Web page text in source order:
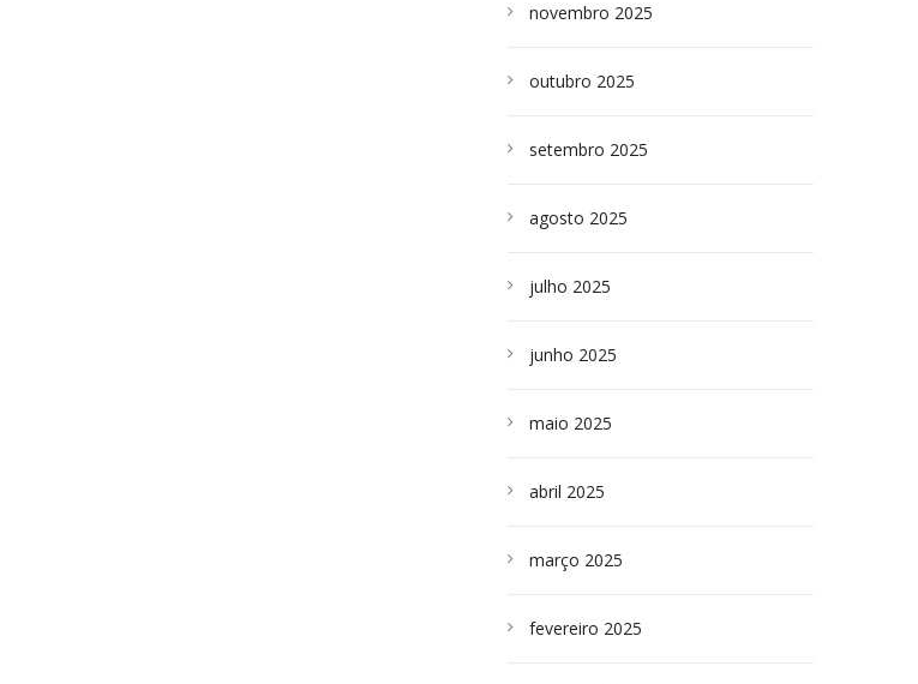
novembro 2025
outubro 2025
setembro 2025
agosto 2025
julho 2025
junho 2025
maio 2025
abril 2025
março 2025
fevereiro 2025